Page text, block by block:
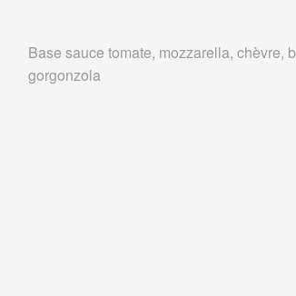
Base sauce tomate, mozzarella, chèvre,
gorgonzola